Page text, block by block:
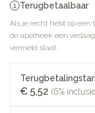
Terugbetaalbaar
Als je recht hebt op een
de apotheek een
vermeld staat.
€ 5,52 (6%